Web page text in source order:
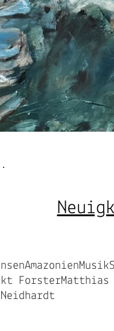
AmazonienMusik
Forster